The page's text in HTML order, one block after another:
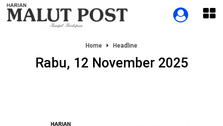
Home Headline
Rabu, 12 November 2025